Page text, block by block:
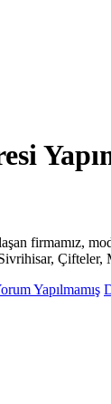
firmamız,
Yapılmamış